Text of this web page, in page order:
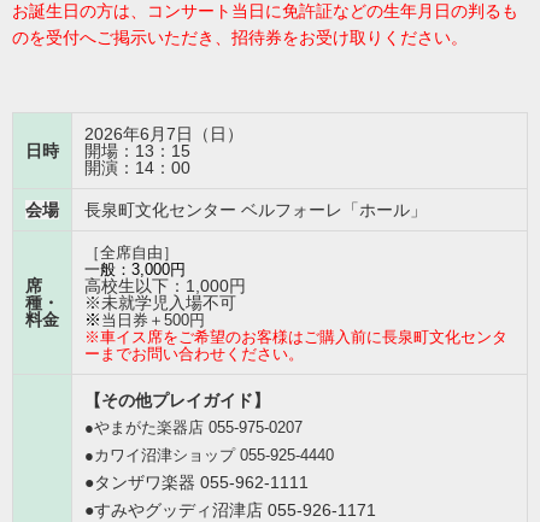
お誕生日の方は、コンサート当日に免許証などの生年月日の判るも
のを受付へご掲示いただき、招待券をお受け取りください。
日時
2026年6月7日（日）
開場：13：15
開演：14：00
会場 長泉町文化センター ベルフォーレ「ホール」
席
種・
料金
［全席自由］
一般：3,000円
高校生以下：1,000円
※未就学児入場不可
※ 当日券＋500円
※車イス席をご希望のお客様はご購入前に長泉町文化センタ
ーまでお問い合わせください。
【その他プレイガイド】
●やまがた楽器店 055-975-0207
●カワイ沼津ショップ 055-925-4440
●タンザワ楽器 055-962-1111
●すみやグッディ沼津店 055-926-1171